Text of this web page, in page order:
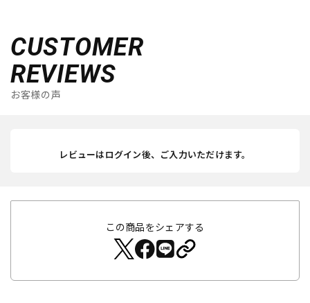
CUSTOMER
REVIEWS
お客様の声
レビューはログイン後、ご入力いただけます。
この商品をシェアする